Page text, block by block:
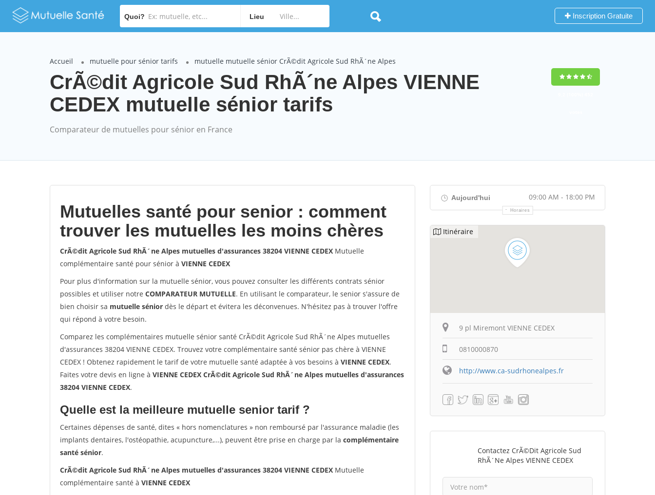
Quoi? Lieu Inscription Gratuite
Accueil mutuelle pour sénior tarifs mutuelle mutuelle sénior CrÃ©dit Agricole Sud RhÃ´ne Alpes
CrÃ©dit Agricole Sud RhÃ´ne Alpes VIENNE
CEDEX mutuelle sénior tarifs
Comparateur de mutuelles pour sénior en France
Mutuelles santé pour senior : comment
trouver les mutuelles les moins chères
CrÃ©dit Agricole Sud RhÃ´ne Alpes mutuelles d'assurances 38204 VIENNE CEDEX Mutuelle
complémentaire santé pour sénior à VIENNE CEDEX
Pour plus d'information sur la mutuelle sénior, vous pouvez consulter les différents contrats sénior
possibles et utiliser notre COMPARATEUR MUTUELLE. En utilisant le comparateur, le senior s'assure de
bien choisir sa mutuelle sénior dès le départ et évitera les déconvenues. N'hésitez pas à trouver l'offre
qui répond à votre besoin.
Comparez les complémentaires mutuelle sénior santé CrÃ©dit Agricole Sud RhÃ´ne Alpes mutuelles
d'assurances 38204 VIENNE CEDEX. Trouvez votre complémentaire santé sénior pas chère à VIENNE
CEDEX ! Obtenez rapidement le tarif de votre mutuelle santé adaptée à vos besoins à VIENNE CEDEX.
Faites votre devis en ligne à VIENNE CEDEX CrÃ©dit Agricole Sud RhÃ´ne Alpes mutuelles d'assurances
38204 VIENNE CEDEX.
Quelle est la meilleure mutuelle senior tarif ?
Certaines dépenses de santé, dites « hors nomenclatures » non remboursé par l'assurance maladie (les
implants dentaires, l'ostéopathie, acupuncture,...), peuvent être prise en charge par la complémentaire
santé sénior.
CrÃ©dit Agricole Sud RhÃ´ne Alpes mutuelles d'assurances 38204 VIENNE CEDEX Mutuelle
complémentaire santé à VIENNE CEDEX
Aujourd'hui 09:00 AM - 18:00 PM
Horaires
Itinéraire
9 pl Miremont VIENNE CEDEX
0810000870
http://www.ca-sudrhonealpes.fr
Contactez CrÃ©dit Agricole Sud
RhÃ´ne Alpes VIENNE CEDEX